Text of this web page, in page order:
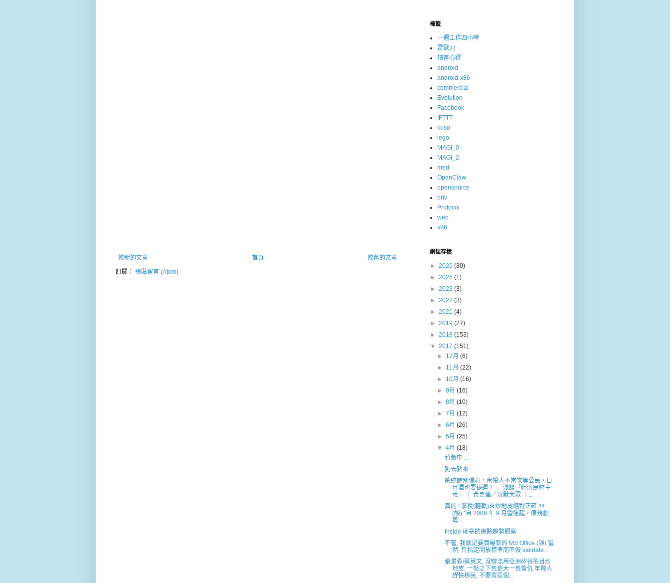
較新的文章 較舊的文章
首頁
訂閱： 張貼留言 (Atom)
標籤
一週工作四小時
雷歐力
讀書心得
android
android-x86
commercial
Evolution
Facebook
IFTTT
kuso
lego
MAGI_0
MAGI_2
med
OpenClaw
opensource
priv
Protocol
web
x86
網誌存檔
► 2026 (30)
► 2025 (1)
► 2023 (3)
► 2022 (3)
► 2021 (4)
► 2019 (27)
► 2018 (153)
▼ 2017 (151)
► 12月(6)
► 11月(22)
► 10月(16)
►9月(16)
►8月(10)
►7月(12)
►6月(26)
►5月(25)
▼4月(18)
竹藪中 ...
狗去豬來 ...
總統請別偏心，南投人不當次等公民，日
月潭也要捷運！──淺談「經濟民粹主
義」 ｜ 黃嘉偉／沉默大眾 ｜...
真的 ! 拿稅(輕軌)來炒地皮絕對正確 !!!!
(酸) "自 2008 年 9 月營運起，原規劃
每...
Inside 硬塞的網路趨勢觀察
不管, 我就是要買最新的 MS Office (誤) 當
然, 只指定開放標準而不做 validate...
張景森/蔡英文, 沒辦法用亞洲矽谷名目炒
地皮, 一怒之下包更大一包復仇 年輕人
趕快移民, 不要背這個...